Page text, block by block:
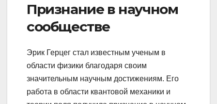
Признание в научном
сообществе
Эрик Герцег стал известным ученым в
области физики благодаря своим
значительным научным достижениям. Его
работа в области квантовой механики и